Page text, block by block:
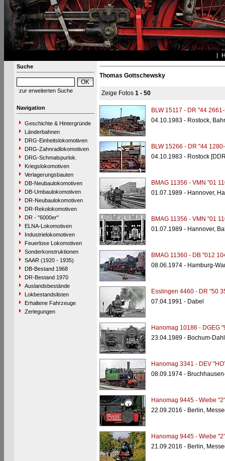
Suche
zur erweiterten Suche
Navigation
Geschichte & Hintergründe
Länderbahnen
DRG-Einheitslokomotiven
DRG-Zahnradlokomotiven
DRG-Schmalspurlok.
Kriegslokomotiven
Verlagerungsbauten
DB-Neubaulokomotiven
DB-Umbaulokomotiven
DR-Neubaulokomotiven
DR-Rekolokomotiven
DR - "6000er"
ELNA-Lokomotiven
Industrielokomotiven
Feuerlose Lokomotiven
Sonderkonstruktionen
SAAR (1920 - 1935)
DB-Bestand 1968
DR-Bestand 1970
Auslandsbestände
Lokbestandslisten
Erhaltene Fahrzeuge
Zerlegungen
Thomas Gottschewsky
Zeige Fotos 1 - 50
BLW 15117 - DR "44
04.10.1983 - Rostock,
BLW 15266 - DR "44
04.10.1983 - Rostock
BMAG 11356 - VMN "01
01.07.1989 - Hannover,
BMAG 11356 - VMN "01
01.07.1989 - Hannover,
BMAG 11360 - DB "012
08.06.1974 - Hamburg-
Esslingen 4460 - DR "50
07.04.1991 - Dabel
Hanomag 10186 - DGEG
23.04.1989 - Bochum-
Hanomag 3341 - DEV
08.09.1974 -
Hanomag 9445 - Wiebe "2"
22.09.2016 - Berlin,
Hanomag 9445 - Wiebe "2"
21.09.2016 - Berlin,